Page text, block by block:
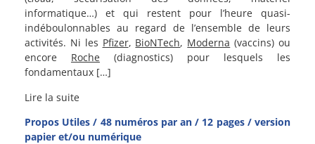
informatique…) et qui restent pour l’heure quasi-
indéboulonnables au regard de l’ensemble de leurs
activités. Ni les Pfizer, BioNTech, Moderna (vaccins) ou
encore Roche (diagnostics) pour lesquels les
fondamentaux […]
Lire la suite
Propos Utiles / 48 numéros par an / 12 pages / version
papier et/ou numérique